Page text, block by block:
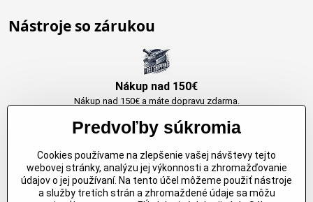
Nástroje so zárukou
Nákup nad 150€
Nákup nad 150€ a máte dopravu zdarma.
Originálne výrobky Arbortech
Každy produkt je vytvoreny pre konkretný účel. Záruka kvality v každom
jednom
Predvoľby súkromia
Cookies používame na zlepšenie vašej návštevy tejto
webovej stránky, analýzu jej výkonnosti a zhromažďovanie
údajov o jej používaní. Na tento účel môžeme použiť nástroje
a služby tretích strán a zhromaždené údaje sa môžu